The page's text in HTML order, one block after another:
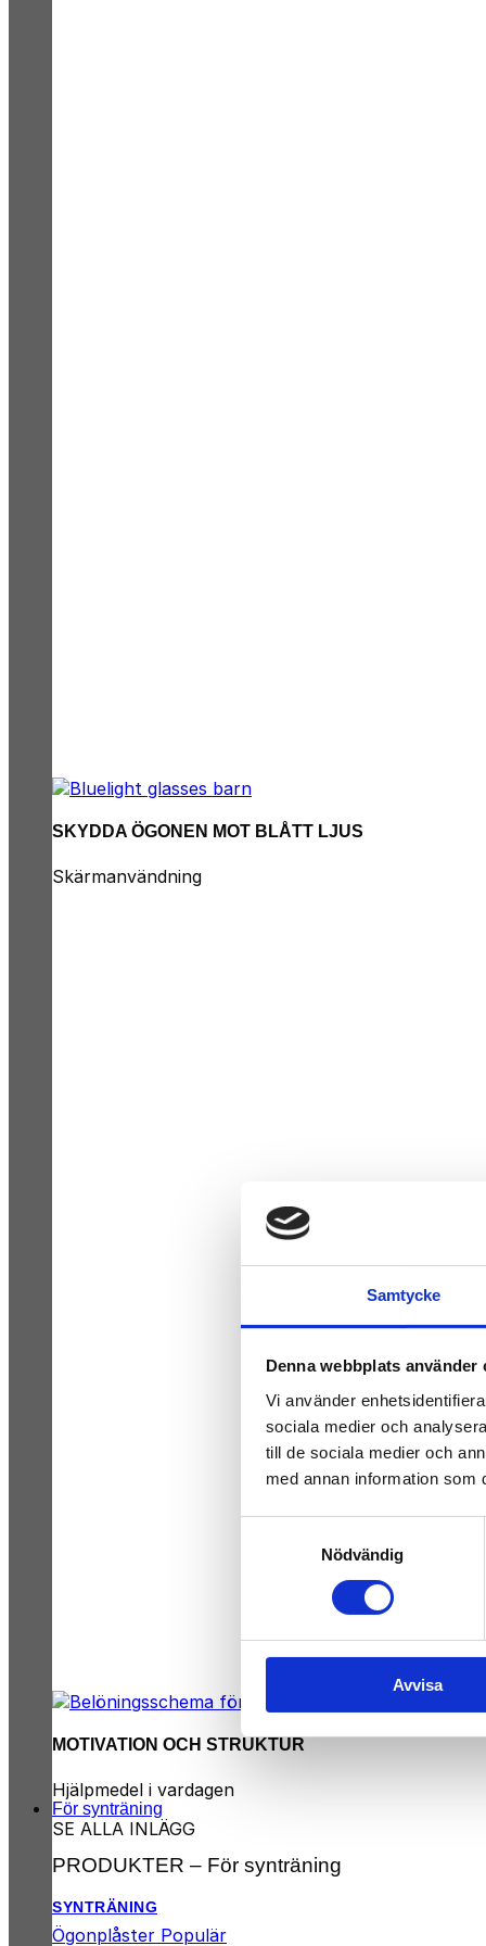
Samtycke
Denna webbplats använder
Vi använder
sociala medier och
till de sociala medier och
med annan information som
Nödvändig
Avvisa
SKYDDA ÖGONEN MOT BLÅTT LJUS
Skärmanvändning
MOTIVATION OCH STRUKTUR
Hjälpmedel i vardagen
SE ALLA INLÄGG
För synträning
PRODUKTER – För synträning
SYNTRÄNING
Ögonplåster